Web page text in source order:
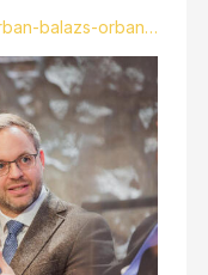
balazs-orban…